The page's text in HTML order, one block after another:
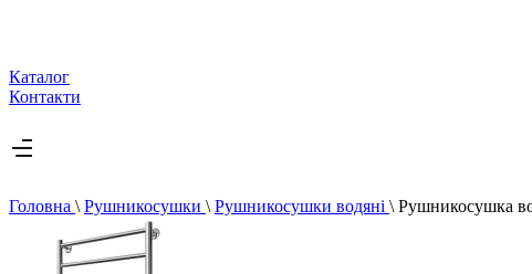
Каталог
Контакти
Головна \ Рушникосушки \ Рушникосушки водяні \ Рушникосушка